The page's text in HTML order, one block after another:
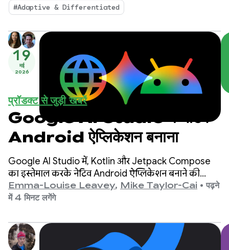
अलग Android डिवाइसों पर शानदार यूज़र इंटरफ़ेस (यूआई)
बनाए जा सकते हैं.
#Adaptive & Differentiated
19
मई
2026
प्रॉडक्ट से जुड़ी खबरें
Google AI Studio में नेटिव
Android ऐप्लिकेशन बनाना
Google AI Studio में, Kotlin और Jetpack Compose
का इस्तेमाल करके नेटिव Android ऐप्लिकेशन बनाने की
सुविधाएं. एम्बेड किए गए Android Emulator में ऐप्लिकेशन
की झलक देखने और उसे फ़िज़िकली कनेक्ट किए गए डिवाइस
Console में इंटरनल टेस्ट ट्रैक पर ऐप्लिकेशन की नई रिलीज़
सबमिट कर सकते हैं.
Emma-Louise Leavey, Mike Taylor-Cai • पढ़ने
में 4 मिनट लगेंगे